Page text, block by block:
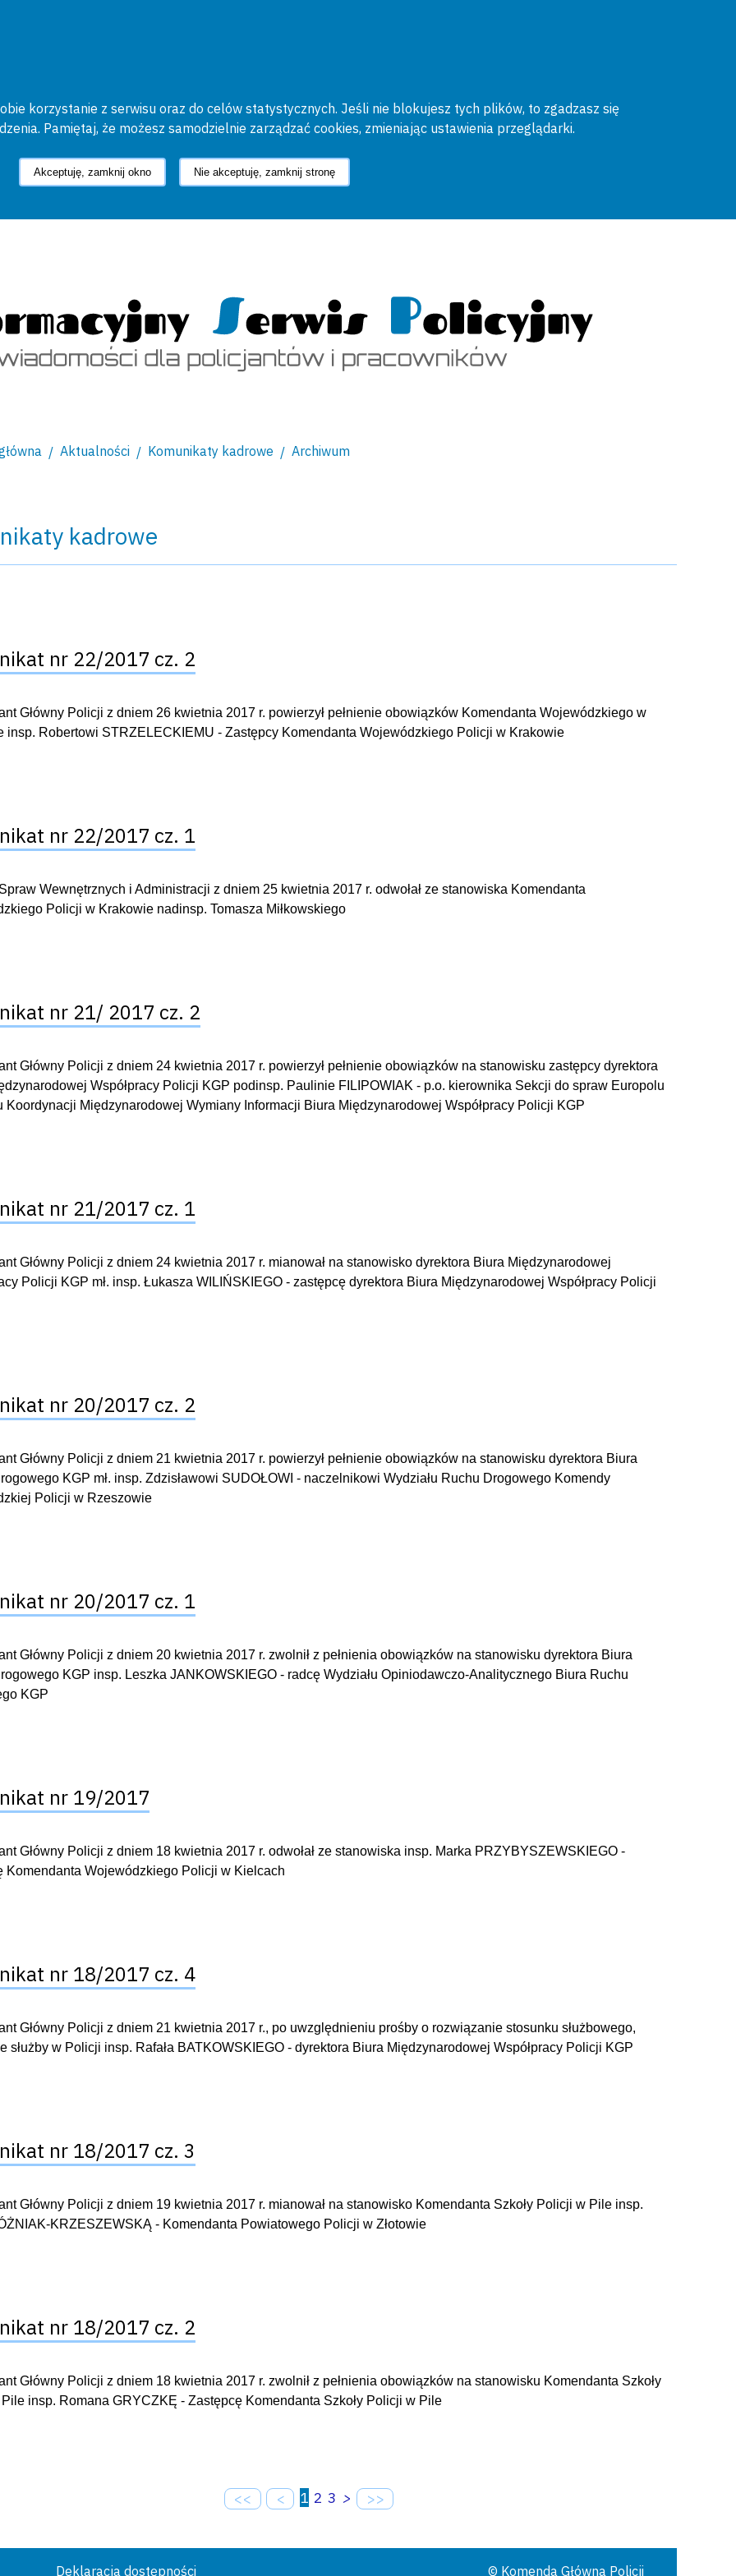
korzystanie z serwisu oraz do celów statystycznych. Jeśli nie blokujesz tych plików, to zgadzasz się
Pamiętaj, że możesz samodzielnie zarządzać cookies, zmieniając ustawienia przeglądarki.
Akceptuję, zamknij okno Nie akceptuję, zamknij stronę
Aktualności Komunikaty kadrowe Archiwum
kadrowe
nr 22/2017 cz. 2
Główny Policji z dniem 26 kwietnia 2017 r. powierzył pełnienie obowiązków Komendanta Wojewódzkiego w
insp. Robertowi STRZELECKIEMU - Zastępcy Komendanta Wojewódzkiego Policji w Krakowie
nr 22/2017 cz. 1
Wewnętrznych i Administracji z dniem 25 kwietnia 2017 r. odwołał ze stanowiska Komendanta
Policji w Krakowie nadinsp. Tomasza Miłkowskiego
nr 21/ 2017 cz. 2
Główny Policji z dniem 24 kwietnia 2017 r. powierzył pełnienie obowiązków na stanowisku zastępcy dyrektora
Współpracy Policji KGP podinsp. Paulinie FILIPOWIAK - p.o. kierownika Sekcji do spraw Europolu
Koordynacji Międzynarodowej Wymiany Informacji Biura Międzynarodowej Współpracy Policji KGP
nr 21/2017 cz. 1
Główny Policji z dniem 24 kwietnia 2017 r. mianował na stanowisko dyrektora Biura Międzynarodowej
Policji KGP mł. insp. Łukasza WILIŃSKIEGO - zastępcę dyrektora Biura Międzynarodowej Współpracy Policji
nr 20/2017 cz. 2
Główny Policji z dniem 21 kwietnia 2017 r. powierzył pełnienie obowiązków na stanowisku dyrektora Biura
KGP mł. insp. Zdzisławowi SUDOŁOWI - naczelnikowi Wydziału Ruchu Drogowego Komendy
Policji w Rzeszowie
nr 20/2017 cz. 1
Główny Policji z dniem 20 kwietnia 2017 r. zwolnił z pełnienia obowiązków na stanowisku dyrektora Biura
KGP insp. Leszka JANKOWSKIEGO - radcę Wydziału Opiniodawczo-Analitycznego Biura Ruchu
KGP
nr 19/2017
Główny Policji z dniem 18 kwietnia 2017 r. odwołał ze stanowiska insp. Marka PRZYBYSZEWSKIEGO -
Komendanta Wojewódzkiego Policji w Kielcach
nr 18/2017 cz. 4
Główny Policji z dniem 21 kwietnia 2017 r., po uwzględnieniu prośby o rozwiązanie stosunku służbowego,
służby w Policji insp. Rafała BATKOWSKIEGO - dyrektora Biura Międzynarodowej Współpracy Policji KGP
nr 18/2017 cz. 3
Główny Policji z dniem 19 kwietnia 2017 r. mianował na stanowisko Komendanta Szkoły Policji w Pile insp.
KRZESZEWSKĄ - Komendanta Powiatowego Policji w Złotowie
nr 18/2017 cz. 2
Główny Policji z dniem 18 kwietnia 2017 r. zwolnił z pełnienia obowiązków na stanowisku Komendanta Szkoły
insp. Romana GRYCZKĘ - Zastępcę Komendanta Szkoły Policji w Pile
<< < 1 2 3 > >>
Deklaracja dostępności © Komenda Główna Policji